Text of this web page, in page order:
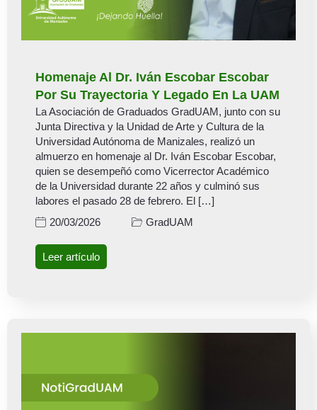
Homenaje Al Dr. Iván Escobar Escobar
Por Su Trayectoria Y Legado En La UAM
La Asociación de Graduados GradUAM, junto con su
Junta Directiva y la Unidad de Arte y Cultura de la
Universidad Autónoma de Manizales, realizó un
almuerzo en homenaje al Dr. Iván Escobar Escobar,
quien se desempeñó como Vicerrector Académico
de la Universidad durante 22 años y culminó sus
labores el pasado 28 de febrero. El […]
20/03/2026
GradUAM
Leer artículo